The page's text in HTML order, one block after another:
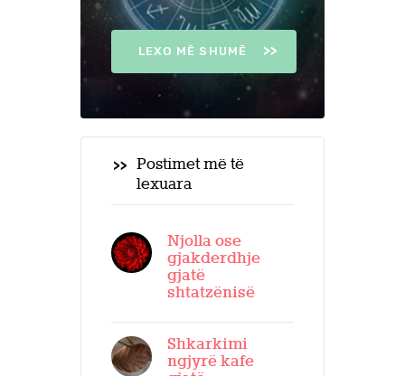
LEXO MË SHUMË
Postimet më të
lexuara
Njolla ose
gjakderdhje
gjatë
shtatzënisë
Shkarkimi
ngjyrë kafe